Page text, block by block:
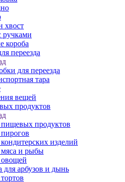
хвост
ручками
короба
переезда
для переезда
тара
вещей
продуктов
продуктов
изделий
и рыбы
для арбузов и дынь